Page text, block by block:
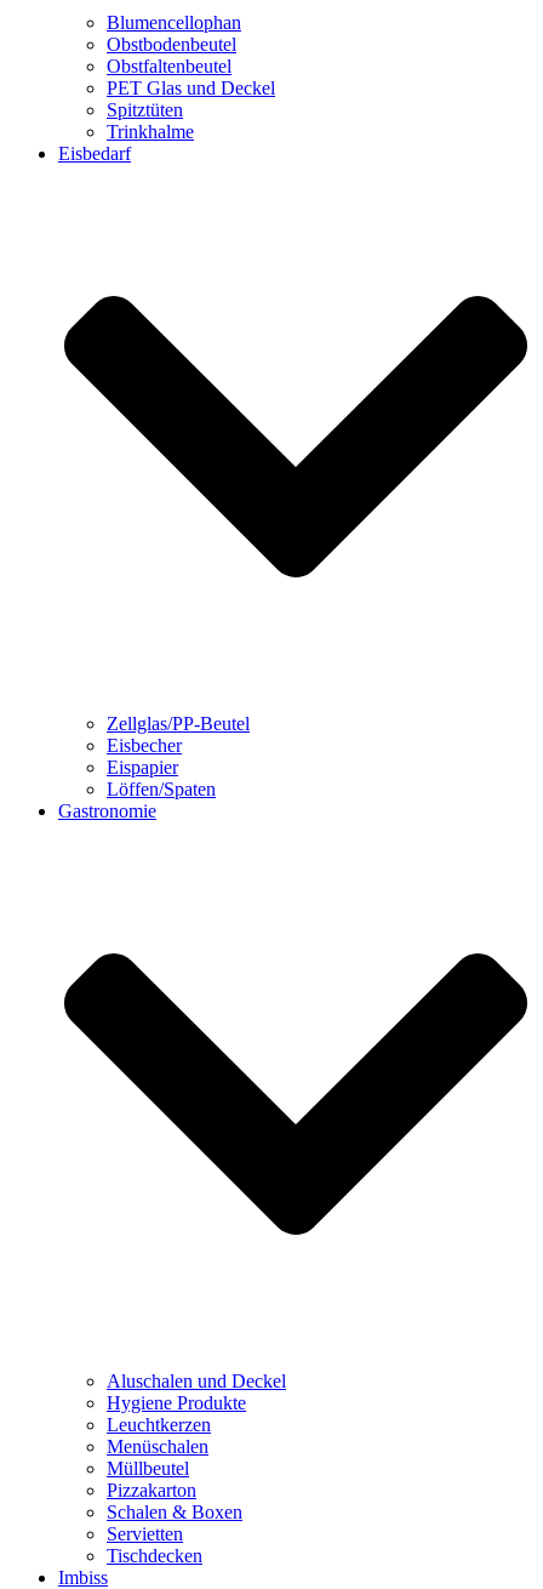
Blumencellophan
Obstbodenbeutel
Obstfaltenbeutel
PET Glas und Deckel
Spitztüten
Trinkhalme
Eisbedarf
Zellglas/PP-Beutel
Eisbecher
Eispapier
Löffen/Spaten
Gastronomie
Aluschalen und Deckel
Hygiene Produkte
Leuchtkerzen
Menüschalen
Müllbeutel
Pizzakarton
Schalen & Boxen
Servietten
Tischdecken
Imbiss